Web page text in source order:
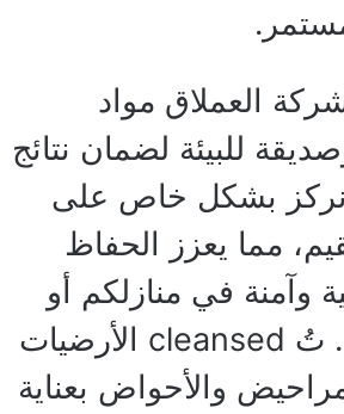
العملاق مواد
للبيئة لضمان نتائج
نركز بشكل خاص على
مما يعزز الحفاظ
وآمنة في منازلكم أو
أماكن عملكم. تُ cleansed الأرضيات
والأحواض بعناية